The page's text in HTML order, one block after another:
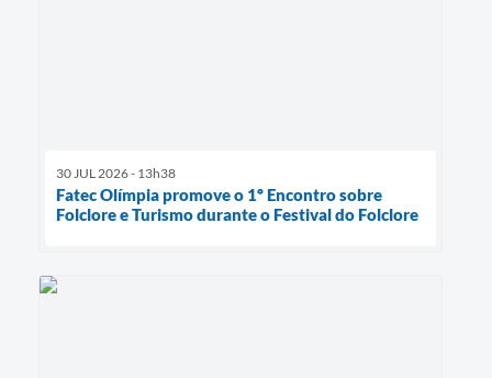
30 JUL 2026 - 13h38
Fatec Olímpia promove o 1º Encontro sobre
Folclore e Turismo durante o Festival do Folclore